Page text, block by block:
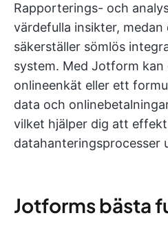
Rapporterings- och
värdefulla insikter,
säkerställer sömlös
system. Med Jotform kan
onlineenkät eller ett
data och
vilket hjälper dig att
datahanteringsprocesser
Jotforms bästa